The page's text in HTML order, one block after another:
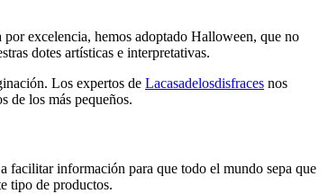
por excelencia, hemos adoptado Halloween, que no
dotes artísticas e interpretativas.
Los expertos de Lacasadelosdisfraces nos
de los más pequeños.
facilitar información para que todo el mundo sepa que
tipo de productos.